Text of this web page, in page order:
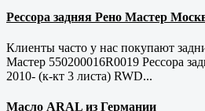
Рессора задняя Рено Мастер
Клиенты часто у нас покупают
Мастер 550200016R0019 Рессора
2010- (к-кт 3 листа) RWD...
Масло ARAL из Германии